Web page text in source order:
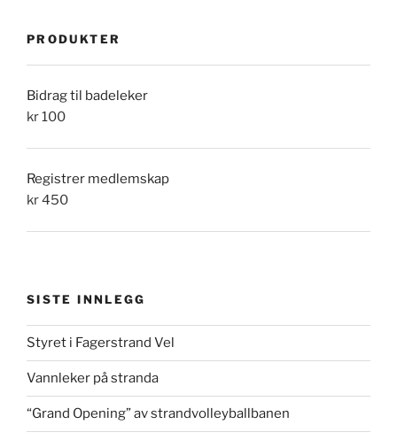
PRODUKTER
Bidrag til badeleker
kr100
Registrer medlemskap
kr450
SISTE INNLEGG
Styret i Fagerstrand Vel
Vannleker på stranda
“Grand Opening” av strandvolleyballbanen